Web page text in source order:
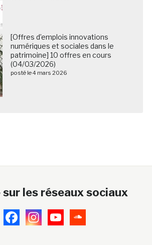
[Offres d’emplois innovations
numériques et sociales dans le
patrimoine] 10 offres en cours
(04/03/2026)
posté le 4 mars 2026
les réseaux sociaux